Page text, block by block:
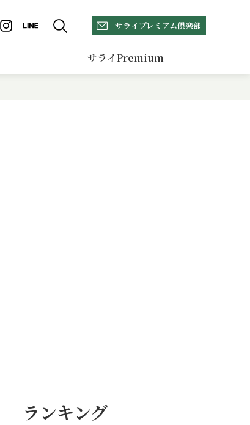
サライプレミアム倶楽部
サライPremium
ランキング